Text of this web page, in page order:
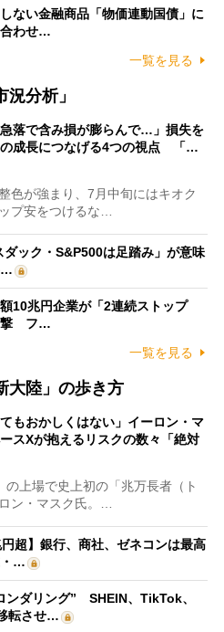
ない金融商品「物価連動国債」に
わせ…
一覧を見る
分析」
急落で含み損が膨らんで…」損失を
の成長につなげる4つの視点 「…
色が強まり、7月中旬にはキオク
プ安をつけるな…
ダック・S&P500は足踏み」が意味
…
10兆円企業が「2連続ストップ
撃 フ…
一覧を見る
大陸」の歩き方
てもおかしくはない」イーロン・マ
スXが抱えるリスクの数々「絶対
上場で史上初の「兆万長者（ト
ン・マスク氏。…
超】銀行、商社、ゼネコンは最高
・…
ンダリング” SHEIN、TikTok、
転させ…